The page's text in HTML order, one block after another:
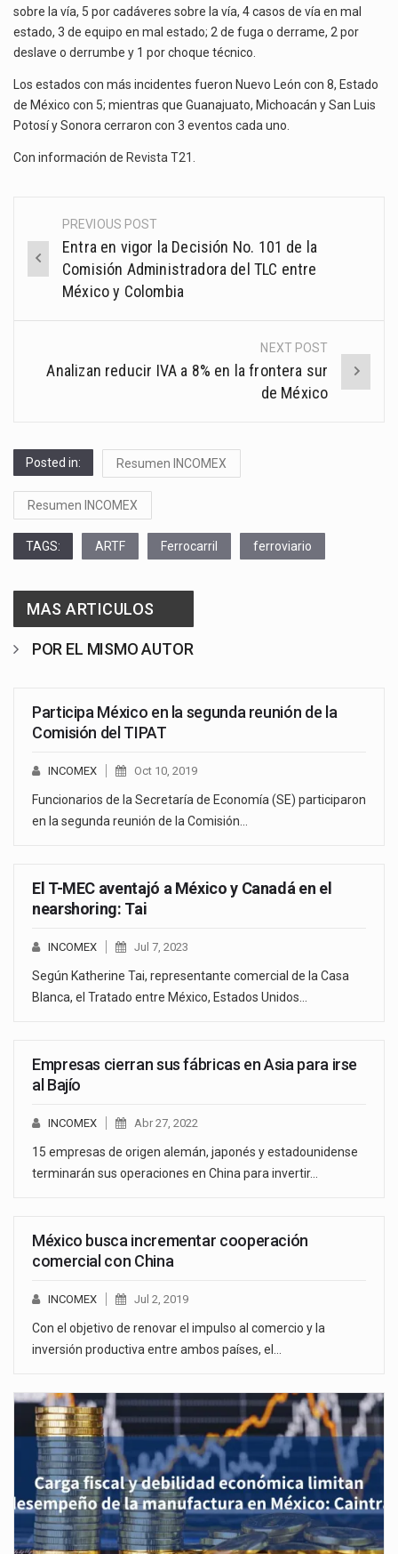
sobre la vía, 5 por cadáveres sobre la vía, 4 casos de vía en mal
estado, 3 de equipo en mal estado; 2 de fuga o derrame, 2 por
deslave o derrumbe y 1 por choque técnico.
Los estados con más incidentes fueron Nuevo León con 8, Estado
de México con 5; mientras que Guanajuato, Michoacán y San Luis
Potosí y Sonora cerraron con 3 eventos cada uno.
Con información de Revista T21
Post
navigation
PREVIOUS POST
Entra en vigor la Decisión No. 101 de la
Comisión Administradora del TLC entre
México y Colombia
NEXT POST
Analizan reducir IVA a 8% en la frontera sur
de México
Posted in: Resumen INCOMEX
Resumen INCOMEX
TAGS: ARTF Ferrocarril ferroviario
MAS ARTICULOS
POR EL MISMO AUTOR
Participa México en la segunda reunión de la
Comisión del TIPAT
INCOMEX Oct 10, 2019
Funcionarios de la Secretaría de Economía (SE) participaron
en la segunda reunión de la Comisión…
El T-MEC aventajó a México y Canadá en el
nearshoring: Tai
INCOMEX Jul 7, 2023
Según Katherine Tai, representante comercial de la Casa
Blanca, el Tratado entre México, Estados Unidos…
Empresas cierran sus fábricas en Asia para irse
al Bajío
INCOMEX Abr 27, 2022
15 empresas de origen alemán, japonés y estadounidense
terminarán sus operaciones en China para invertir…
México busca incrementar cooperación
comercial con China
INCOMEX Jul 2, 2019
Con el objetivo de renovar el impulso al comercio y la
inversión productiva entre ambos países, el…